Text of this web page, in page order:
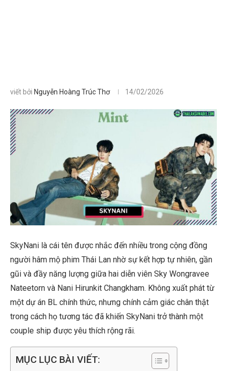
viết bởi Nguyễn Hoàng Trúc Thơ 14/02/2026
SkyNani là cái tên được nhắc đến nhiều trong cộng đồng
người hâm mộ phim Thái Lan nhờ sự kết hợp tự nhiên, gần
gũi và đầy năng lượng giữa hai diễn viên Sky Wongravee
Nateetorn và Nani Hirunkit Changkham. Không xuất phát từ
một dự án BL chính thức, nhưng chính cảm giác chân thật
trong cách họ tương tác đã khiến SkyNani trở thành một
couple ship được yêu thích rộng rãi.
MỤC LỤC BÀI VIẾT: